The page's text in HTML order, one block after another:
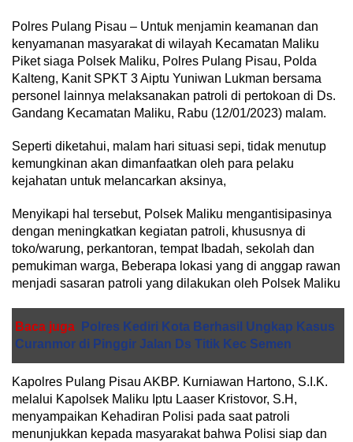
Polres Pulang Pisau – Untuk menjamin keamanan dan
kenyamanan masyarakat di wilayah Kecamatan Maliku
Piket siaga Polsek Maliku, Polres Pulang Pisau, Polda
Kalteng, Kanit SPKT 3 Aiptu Yuniwan Lukman bersama
personel lainnya melaksanakan patroli di pertokoan di Ds.
Gandang Kecamatan Maliku, Rabu (12/01/2023) malam.
Seperti diketahui, malam hari situasi sepi, tidak menutup
kemungkinan akan dimanfaatkan oleh para pelaku
kejahatan untuk melancarkan aksinya,
Menyikapi hal tersebut, Polsek Maliku mengantisipasinya
dengan meningkatkan kegiatan patroli, khususnya di
toko/warung, perkantoran, tempat Ibadah, sekolah dan
pemukiman warga, Beberapa lokasi yang di anggap rawan
menjadi sasaran patroli yang dilakukan oleh Polsek Maliku
Baca juga
Polres Kediri Kota Berhasil Ungkap Kasus
Curanmor di Pinggir Jalan Ds Titik Kec Semen
Kapolres Pulang Pisau AKBP. Kurniawan Hartono, S.I.K.
melalui Kapolsek Maliku Iptu Laaser Kristovor, S.H,
menyampaikan Kehadiran Polisi pada saat patroli
menunjukkan kepada masyarakat bahwa Polisi siap dan